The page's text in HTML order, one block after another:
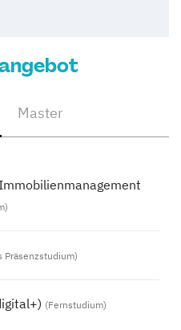
Master
Präsenzstudium)
(Fernstudium)